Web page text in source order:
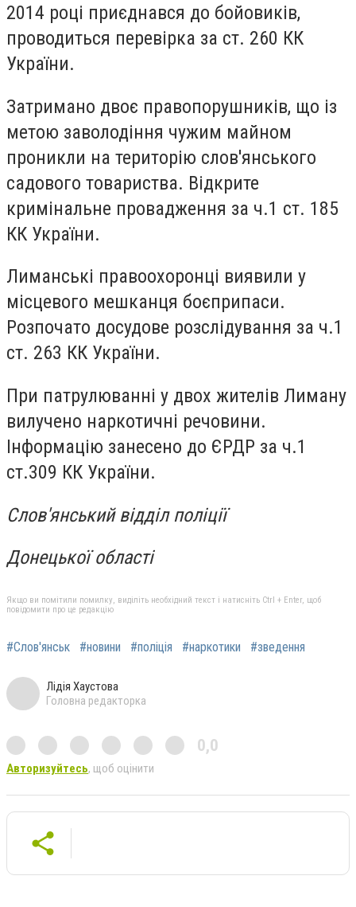
2014 році приєднався до бойовиків,
проводиться перевірка за ст. 260 КК
України.
Затримано двоє правопорушників, що із
метою заволодіння чужим майном
проникли на територію слов'янського
садового товариства. Відкрите
кримінальне провадження за ч.1 ст. 185
КК України.
Лиманські правоохоронці виявили у
місцевого мешканця боєприпаси.
Розпочато досудове розслідування за ч.1
ст. 263 КК України.
При патрулюванні у двох жителів Лиману
вилучено наркотичні речовини.
Інформацію занесено до ЄРДР за ч.1
ст.309 КК України.
Слов'янський відділ поліції
Донецької області
Якщо ви помітили помилку, виділіть необхідний текст і натисніть Ctrl + Enter, щоб
повідомити про це редакцію
#Слов'янськ #новини #поліція #наркотики #зведення
Лідія Хаустова
Головна редакторка
0,0
Авторизуйтесь, щоб оцінити